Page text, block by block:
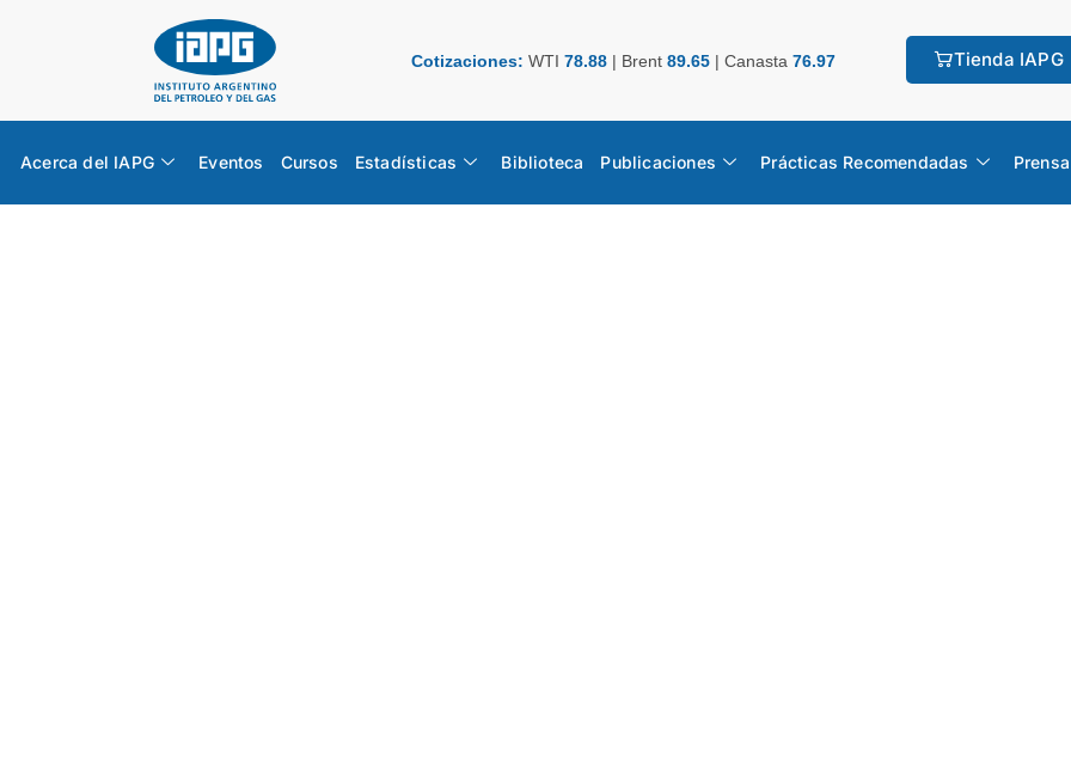
Cotizaciones: WTI 78.88 | Brent 89.65 | Canasta 76.97 Tienda IAPG
Acerca del IAPG Eventos Cursos Estadísticas Biblioteca Publicaciones Prácticas Recomendadas Prensa